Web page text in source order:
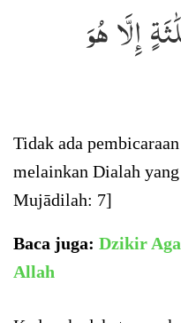
إِلَّا هُوَ
Tidak ada
melainkan Dialah
Mujādilah: 7]
Baca juga: Dzikir
Allah